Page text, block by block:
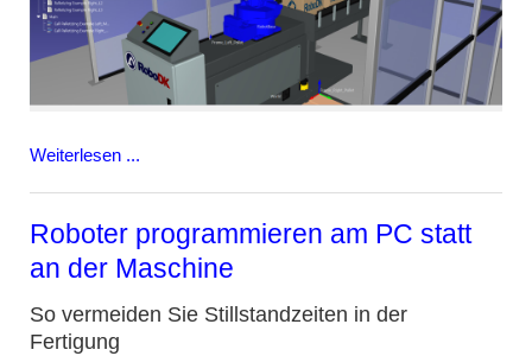
Weiterlesen ...
Roboter programmieren am PC statt
an der Maschine
So vermeiden Sie Stillstandzeiten in der
Fertigung